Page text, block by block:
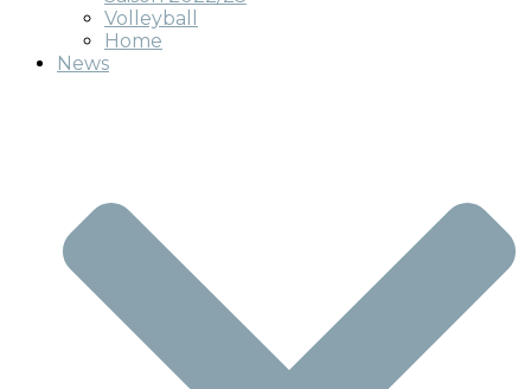
Volleyball
Home
News